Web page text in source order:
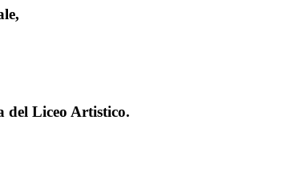
del Liceo Artistico.